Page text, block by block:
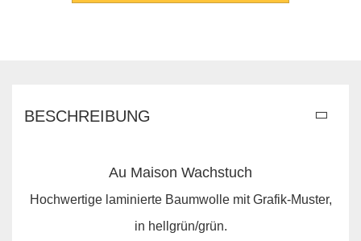
BESCHREIBUNG
Au Maison Wachstuch
Hochwertige laminierte Baumwolle mit Grafik-Muster,
in hellgrün/grün.